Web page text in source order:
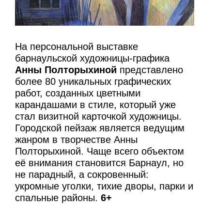
На персональной выставке
барнаульской художницы-графика
Анны Полторыхиной представлено
более 80 уникальных графических
работ, созданных цветными
карандашами в стиле, который уже
стал визитной карточкой художницы.
Городской пейзаж является ведущим
жанром в творчестве Анны
Полторыхиной. Чаще всего объектом
её внимания становится Барнаул, но
не парадный, а сокровенный:
укромные уголки, тихие дворы, парки и
спальные районы. 6+